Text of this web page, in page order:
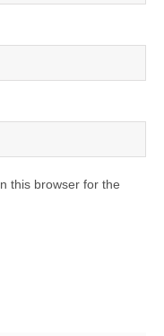
this browser for the